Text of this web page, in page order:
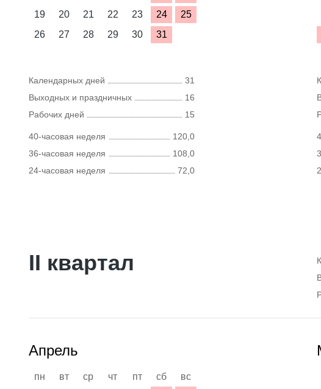
19
20 21 22 23 24
25
26
27 28 29 30 31
Календарных дней
31
Выходных и праздничных
16
Рабочих дней
15
40-часовая неделя
120,0
36-часовая неделя
108,0
24-часовая неделя
72,0
II квартал
Апрель
пн вт ср чт пт сб
вс